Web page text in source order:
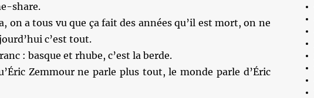
share.
on a tous vu que ça fait des années qu’il est mort, on ne
c’est tout.
: basque et rhube, c’est la berde.
Zemmour ne parle plus tout, le monde parle d’Éric